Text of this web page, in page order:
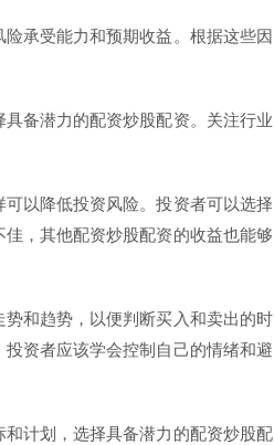
承受能力和预期收益。根据这些因
备潜力的配资炒股配资。关注行业
以降低投资风险。投资者可以选择
，其他配资炒股配资的收益也能够
和趋势，以便判断买入和卖出的时
资者应该学会控制自己的情绪和避
计划，选择具备潜力的配资炒股配